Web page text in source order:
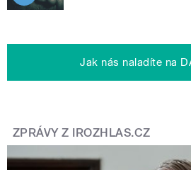
Jak nás naladíte na
ZPRÁVY Z IROZHLAS.CZ